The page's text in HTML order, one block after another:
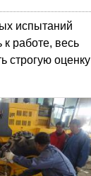
испытаний
работе, весь
строгую оценку